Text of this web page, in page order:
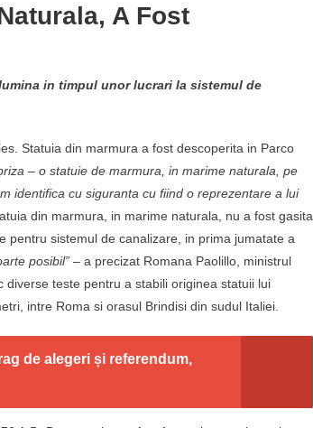
A Fost
in timpul unor lucrari la sistemul de
Statuia din marmura a fost descoperita in Parco
– o statuie de marmura, in marime naturala, pe
identifica cu siguranta cu fiind o reprezentare a lui
din marmura, in marime naturala, nu a fost gasita
pentru sistemul de canalizare, in prima jumatate a
posibil” – a precizat Romana Paolillo, ministrul
diverse teste pentru a stabili originea statuii lui
intre Roma si orasul Brindisi din sudul Italiei.
de alegeri și referendum,